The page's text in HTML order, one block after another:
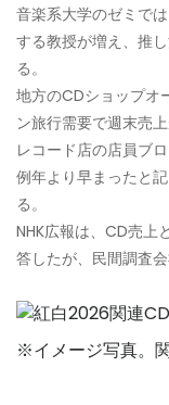
音楽系大学のゼミで
する教授が増え、推
る。
地方のCDショップオ
ン旅行需要で週末売
レコード店の店員ブ
例年より早まったと
る。
NHK広報は、CD売上
答したが、民間調査
※イメージ写真。